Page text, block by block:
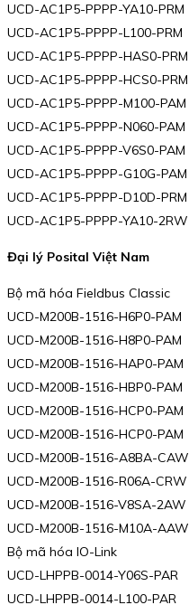
UCD-AC1P5-PPPP-YA10-PRM
UCD-AC1P5-PPPP-L100-PRM
UCD-AC1P5-PPPP-HAS0-PRM
UCD-AC1P5-PPPP-HCS0-PRM
UCD-AC1P5-PPPP-M100-PAM
UCD-AC1P5-PPPP-N060-PAM
UCD-AC1P5-PPPP-V6S0-PAM
UCD-AC1P5-PPPP-G10G-PAM
UCD-AC1P5-PPPP-D10D-PRM
UCD-AC1P5-PPPP-YA10-2RW
Đại lý Posital Việt Nam
Bộ mã hóa Fieldbus Classic
UCD-M200B-1516-H6P0-PAM
UCD-M200B-1516-H8P0-PAM
UCD-M200B-1516-HAP0-PAM
UCD-M200B-1516-HBP0-PAM
UCD-M200B-1516-HCP0-PAM
UCD-M200B-1516-HCP0-PAM
UCD-M200B-1516-A8BA-CAW
UCD-M200B-1516-R06A-CRW
UCD-M200B-1516-V8SA-2AW
UCD-M200B-1516-M10A-AAW
Bộ mã hóa IO-Link
UCD-LHPPB-0014-Y06S-PAR
UCD-LHPPB-0014-L100-PAR